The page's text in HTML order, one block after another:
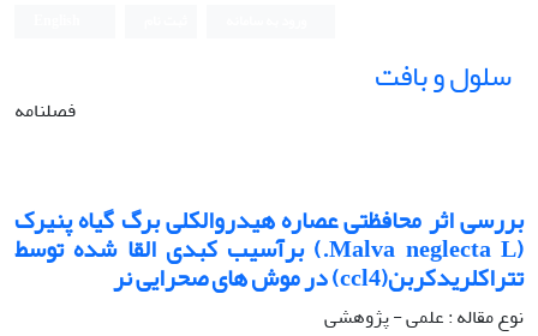
سلول و بافت
فصلنامه
بررسی اثر محافظتی عصاره هیدروالکلی برگ گیاه پنیرک
(Malva neglecta L.) برآسیب کبدی القا شده توسط
تتراکلریدکربن(ccl4) در موش های صحرایی نر
نوع مقاله : علمی - پژوهشی